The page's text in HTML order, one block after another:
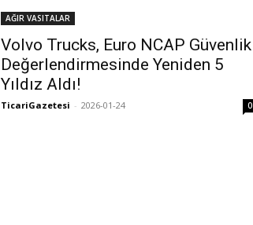
AĞIR VASITALAR
Volvo Trucks, Euro NCAP Güvenlik
Değerlendirmesinde Yeniden 5
Yıldız Aldı!
TicariGazetesi - 2026-01-24 0